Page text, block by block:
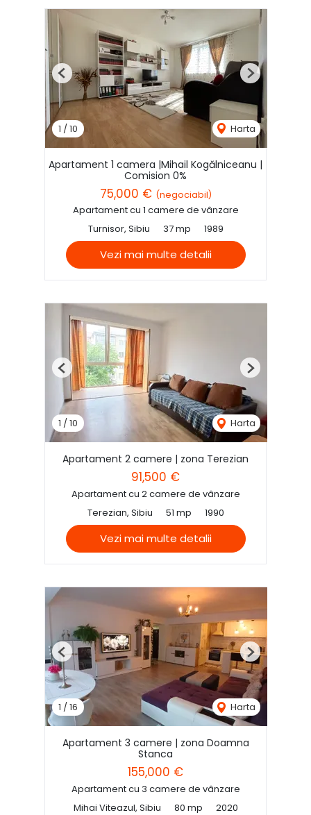
1 /10 Harta
Previous Next
Apartament 1 camera |Mihail Kogălniceanu |
Comision 0%
75,000 € (negociabil)
Apartament cu 1 camere de vânzare
Turnisor, Sibiu
37 mp 1989
Vezi mai multe detalii
1 / 10 Harta
Previous Next
Apartament 2 camere | zona Terezian
91,500 €
Apartament cu 2 camere de vânzare
Terezian, Sibiu
51 mp 1990
Vezi mai multe detalii
1 / 16 Harta
Previous Next
Apartament 3 camere | zona Doamna
Stanca
155,000 €
Apartament cu 3 camere de vânzare
Mihai Viteazul, Sibiu
80 mp 2020